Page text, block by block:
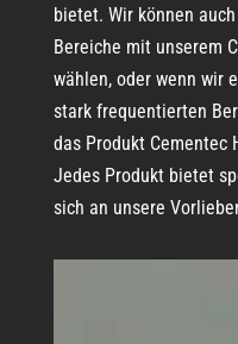
bietet. Wir können
Bereiche mit unserem
wählen, oder wenn wir
stark frequentierten
das Produkt Cementec
Jedes Produkt bietet
sich an unsere